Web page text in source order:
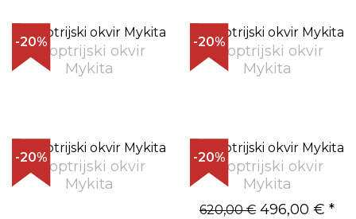
-20%
Dioptrijski okvir
Mykita
-20%
Dioptrijski okvir
Mykita
-20%
Dioptrijski okvir
Mykita
-20%
Dioptrijski okvir
Mykita
620,00 € 496,00 € *